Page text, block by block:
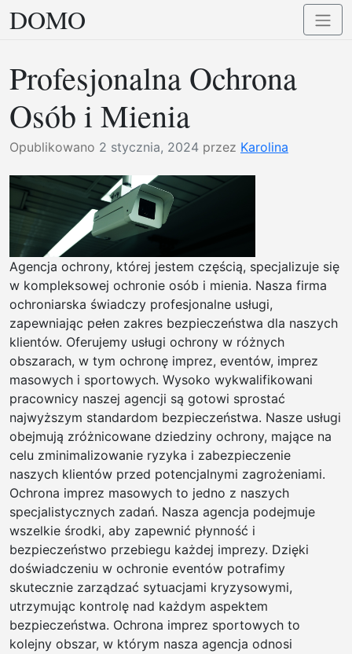
Przejdź
do
DOMO
Profesjonalna Ochrona
Osób i Mienia
Opublikowano 2 stycznia, 2024 przez Karolina
Agencja ochrony, której jestem częścią, specjalizuje się
w kompleksowej ochronie osób i mienia. Nasza firma
ochroniarska świadczy profesjonalne usługi,
zapewniając pełen zakres bezpieczeństwa dla naszych
klientów. Oferujemy usługi ochrony w różnych
obszarach, w tym ochronę imprez, eventów, imprez
masowych i sportowych. Wysoko wykwalifikowani
pracownicy naszej agencji są gotowi sprostać
najwyższym standardom bezpieczeństwa. Nasze usługi
obejmują zróżnicowane dziedziny ochrony, mające na
celu zminimalizowanie ryzyka i zabezpieczenie
naszych klientów przed potencjalnymi zagrożeniami.
Ochrona imprez masowych to jedno z naszych
specjalistycznych zadań. Nasza agencja podejmuje
wszelkie środki, aby zapewnić płynność i
bezpieczeństwo przebiegu każdej imprezy. Dzięki
doświadczeniu w ochronie eventów potrafimy
skutecznie zarządzać sytuacjami kryzysowymi,
utrzymując kontrolę nad każdym aspektem
bezpieczeństwa. Ochrona imprez sportowych to
kolejny obszar, w którym nasza agencja odnosi